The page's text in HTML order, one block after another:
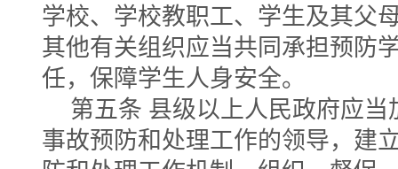
学校、学校教职工、学生及其父
其他有关组织应当共同承担预防
任，保障学生人身安全。
第五条 县级以上人民政府应
事故预防和处理工作的领导，建